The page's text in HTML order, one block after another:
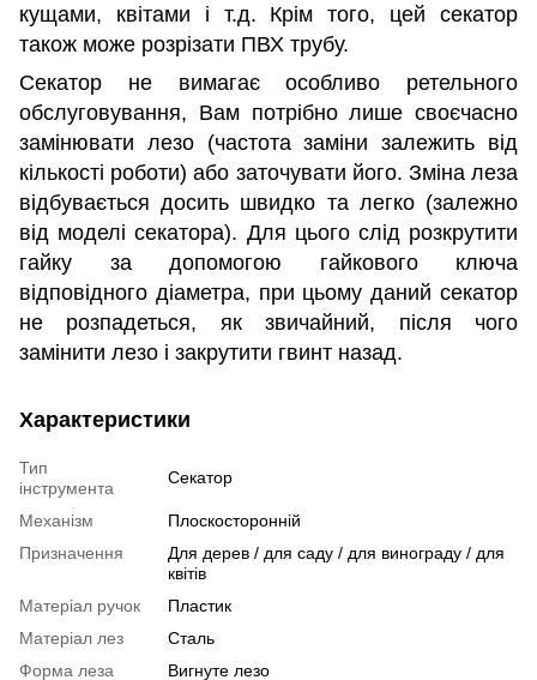
кущами, квітами і т.д. Крім того, цей секатор
також може розрізати ПВХ трубу.
Секатор не вимагає особливо ретельного
обслуговування, Вам потрібно лише своєчасно
замінювати лезо (частота заміни залежить від
кількості роботи) або заточувати його. Зміна леза
відбувається досить швидко та легко (залежно
від моделі секатора). Для цього слід розкрутити
гайку за допомогою гайкового ключа
відповідного діаметра, при цьому даний секатор
не розпадеться, як звичайний, після чого
замінити лезо і закрутити гвинт назад.
Характеристики
Тип
інструмента
Секатор
Механізм
Плоскосторонній
Призначення
Для дерев / для саду / для винограду / для
квітів
Матеріал ручок
Пластик
Матеріал лез
Сталь
Форма леза
Вигнуте лезо